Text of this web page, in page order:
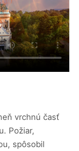
vrchnú časť
Požiar,
spôsobil